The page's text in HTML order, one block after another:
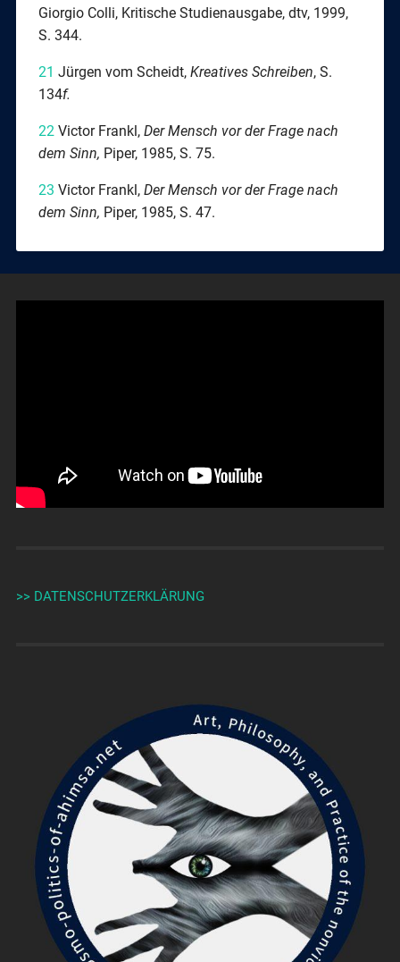
Giorgio Colli, Kritische Studienausgabe, dtv, 1999,
S. 344.
21 Jürgen vom Scheidt, Kreatives Schreiben, S.
134f.
22 Victor Frankl, Der Mensch vor der Frage nach
dem Sinn, Piper, 1985, S. 75.
23 Victor Frankl, Der Mensch vor der Frage nach
dem Sinn, Piper, 1985, S. 47.
>> DATENSCHUTZERKLÄRUNG